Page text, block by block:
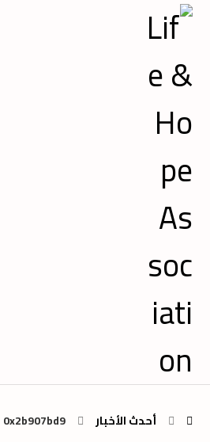
أحدث الأخبار 0x2b907bd9